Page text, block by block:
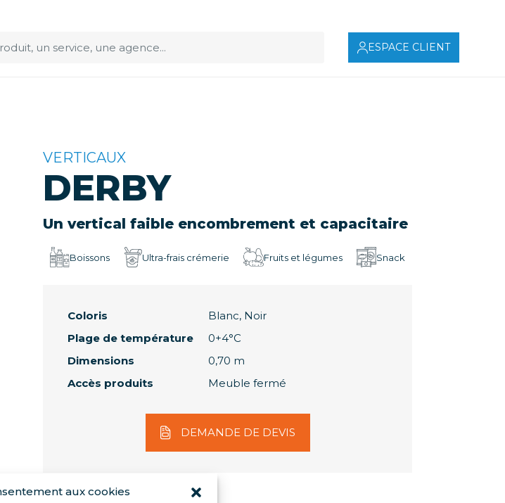
aux cookies
ESPACE CLIENT
VERTICAUX
DERBY
Un vertical faible encombrement et capacitaire
Boissons Ultra-frais crémerie Fruits et légumes Snack
Coloris
Blanc, Noir
Plage de température
0+4°C
Dimensions
0,70 m
Accès produits
Meuble fermé
DEMANDE DE DEVIS